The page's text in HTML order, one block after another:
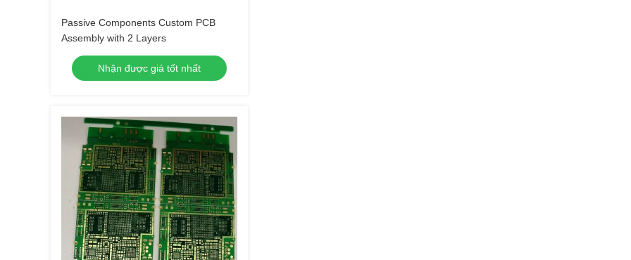
Passive Components Custom PCB
Assembly with 2 Layers
Nhận được giá tốt nhất